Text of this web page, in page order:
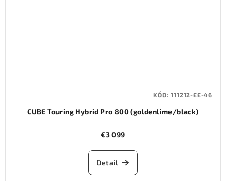
CUBE Touring Hybrid Pro 800 (goldenlime/black)
€3 099
Detail
KÓD:111212-EE-46